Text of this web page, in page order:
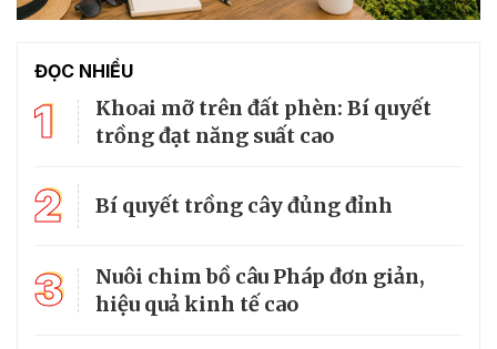
ĐỌC NHIỀU
1
Khoai mỡ trên đất phèn: Bí quyết
trồng đạt năng suất cao
2 Bí quyết trồng cây đủng đỉnh
3
Nuôi chim bồ câu Pháp đơn giản,
hiệu quả kinh tế cao